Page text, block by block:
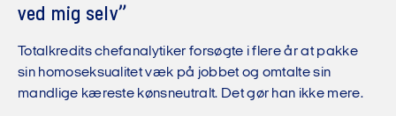
ved mig selv”
Totalkredits chefanalytiker forsøgte i flere år at pakke
sin homoseksualitet væk på jobbet og omtalte sin
mandlige kæreste kønsneutralt. Det gør han ikke mere.